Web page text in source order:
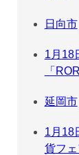
日向市
1月18
「
延岡市
1月18
貨フェ